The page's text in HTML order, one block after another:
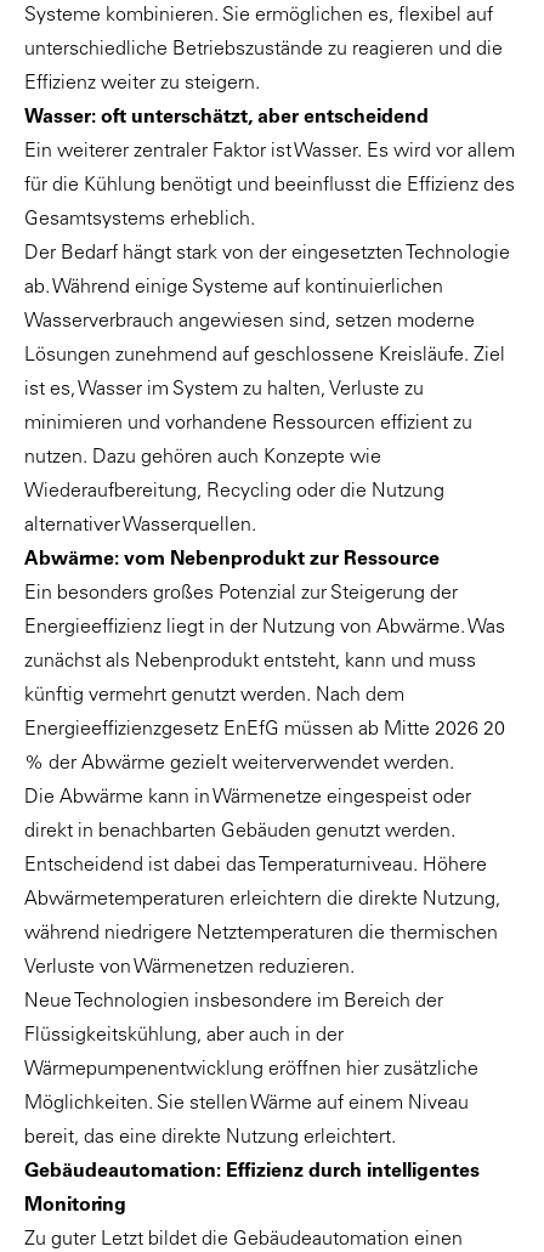
Systeme kombinieren. Sie ermöglichen es, flexibel auf
unterschiedliche Betriebszustände zu reagieren und die
Effizienz weiter zu steigern.
Wasser: oft unterschätzt, aber entscheidend
Ein weiterer zentraler Faktor ist Wasser. Es wird vor allem
für die Kühlung benötigt und beeinflusst die Effizienz des
Gesamtsystems erheblich.
Der Bedarf hängt stark von der eingesetzten Technologie
ab. Während einige Systeme auf kontinuierlichen
Wasserverbrauch angewiesen sind, setzen moderne
Lösungen zunehmend auf geschlossene Kreisläufe. Ziel
ist es, Wasser im System zu halten, Verluste zu
minimieren und vorhandene Ressourcen effizient zu
nutzen. Dazu gehören auch Konzepte wie
Wiederaufbereitung, Recycling oder die Nutzung
alternativer Wasserquellen.
Abwärme: vom Nebenprodukt zur Ressource
Ein besonders großes Potenzial zur Steigerung der
Energieeffizienz liegt in der Nutzung von Abwärme. Was
zunächst als Nebenprodukt entsteht, kann und muss
künftig vermehrt genutzt werden. Nach dem
Energieeffizienzgesetz EnEfG müssen ab Mitte 2026 20
% der Abwärme gezielt weiterverwendet werden.
Die Abwärme kann in Wärmenetze eingespeist oder
direkt in benachbarten Gebäuden genutzt werden.
Entscheidend ist dabei das Temperaturniveau. Höhere
Abwärmetemperaturen erleichtern die direkte Nutzung,
während niedrigere Netztemperaturen die thermischen
Verluste von Wärmenetzen reduzieren.
Neue Technologien insbesondere im Bereich der
Flüssigkeitskühlung, aber auch in der
Wärmepumpenentwicklung eröffnen hier zusätzliche
Möglichkeiten. Sie stellen Wärme auf einem Niveau
bereit, das eine direkte Nutzung erleichtert.
Gebäudeautomation: Effizienz durch intelligentes
Monitoring
Zu guter Letzt bildet die Gebäudeautomation einen